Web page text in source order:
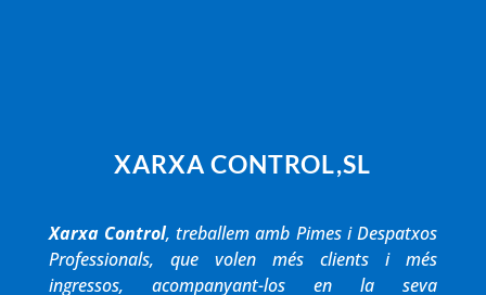
XARXA CONTROL,SL
Xarxa Control, treballem amb Pimes i Despatxos
Professionals, que volen més clients i més
ingressos, acompanyant-los en la seva